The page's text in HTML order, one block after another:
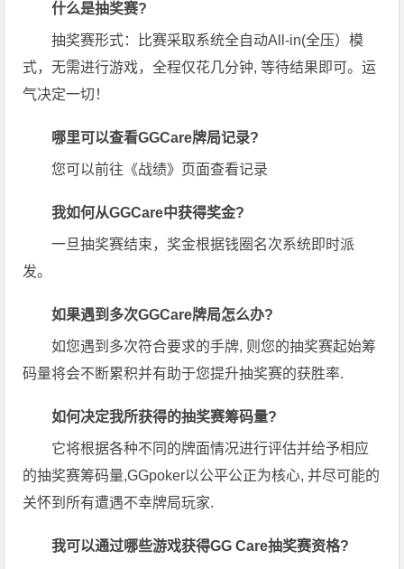
什么是抽奖赛?
抽奖赛形式：比赛采取系统全自动All-in(全压）模
式，无需进行游戏，全程仅花几分钟, 等待结果即可。运
气决定一切！
哪里可以查看GGCare牌局记录?
您可以前往《战绩》页面查看记录
我如何从GGCare中获得奖金?
一旦抽奖赛结束，奖金根据钱圈名次系统即时派
发。
如果遇到多次GGCare牌局怎么办?
如您遇到多次符合要求的手牌, 则您的抽奖赛起始筹
码量将会不断累积并有助于您提升抽奖赛的获胜率.
如何决定我所获得的抽奖赛筹码量?
它将根据各种不同的牌面情况进行评估并给予相应
的抽奖赛筹码量,GGpoker以公平公正为核心, 并尽可能的
关怀到所有遭遇不幸牌局玩家.
我可以通过哪些游戏获得GG Care抽奖赛资格?